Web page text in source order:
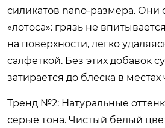
силикатов nano-размера. Они
«лотоса»: грязь не
на поверхности, легко
салфеткой. Без этих добавок
затирается до блеска в местах
Тренд №2: Натуральные
серые тона. Чистый белый